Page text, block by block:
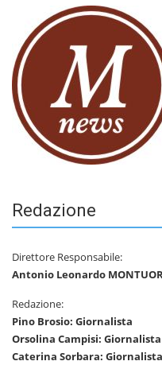
Redazione
Direttore Responsabile:
Antonio Leonardo
Redazione:
Pino Brosio: Giornalista
Orsolina Campisi: Giornalista
Caterina Sorbara: Giornalista